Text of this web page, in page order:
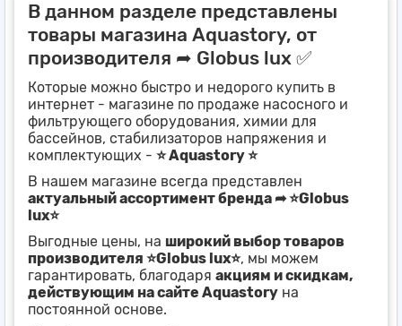
В данном разделе представлены
товары магазина Aquastory, от
производителя ➦ Globus lux ✅
Которые можно быстро и недорого купить в
интернет - магазине по продаже насосного и
фильтрующего оборудования, химии для
бассейнов, стабилизаторов напряжения и
комплектующих - ⭐ Aquastory ⭐
В нашем магазине всегда представлен
актуальный ассортимент бренда ➦ ⭐Globus
lux⭐
Выгодные цены, на широкий выбор товаров
производителя ⭐Globus lux⭐, мы можем
гарантировать, благодаря акциям и скидкам,
действующим на сайте Aquastory на
постоянной основе.